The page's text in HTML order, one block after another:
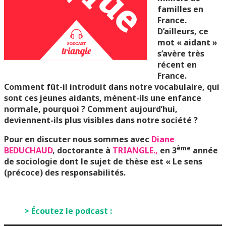
familles en
France.
D’ailleurs, ce
mot « aidant »
s’avère très
récent en
France.
Comment fût-il introduit dans notre vocabulaire, qui
sont ces jeunes aidants, mènent-ils une enfance
normale, pourquoi ? Comment aujourd’hui,
deviennent-ils plus visibles dans notre société ?
Pour en discuter nous sommes avec Diane
BEDUCHAUD, doctorante à TRIANGLE., en 3ème année
de sociologie dont le sujet de thèse est « Le sens
(précoce) des responsabilités.
> Écoutez le podcast :